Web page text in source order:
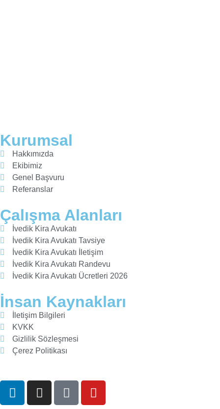
Kurumsal
Hakkımızda
Ekibimiz
Genel Başvuru
Referanslar
Çalışma Alanları
İvedik Kira Avukatı
İvedik Kira Avukatı Tavsiye
İvedik Kira Avukatı İletişim
İvedik Kira Avukatı Randevu
İvedik Kira Avukatı Ücretleri 2026
İnsan Kaynakları
İletişim Bilgileri
KVKK
Gizlilik Sözleşmesi
Çerez Politikası